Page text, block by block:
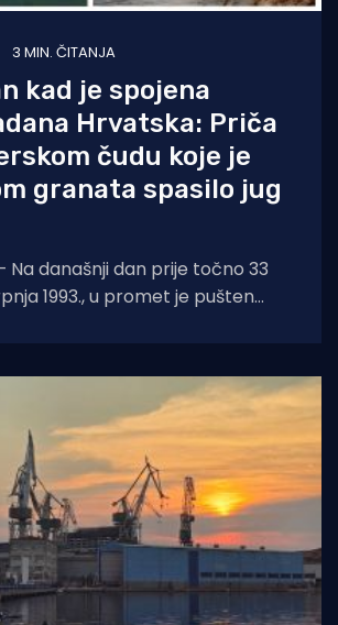
3 MIN. ČITANJA
kad je spojena
Hrvatska: Priča
čudu koje je
granata spasilo jug
Na današnji dan prije točno 33
1993., u promet je pušten